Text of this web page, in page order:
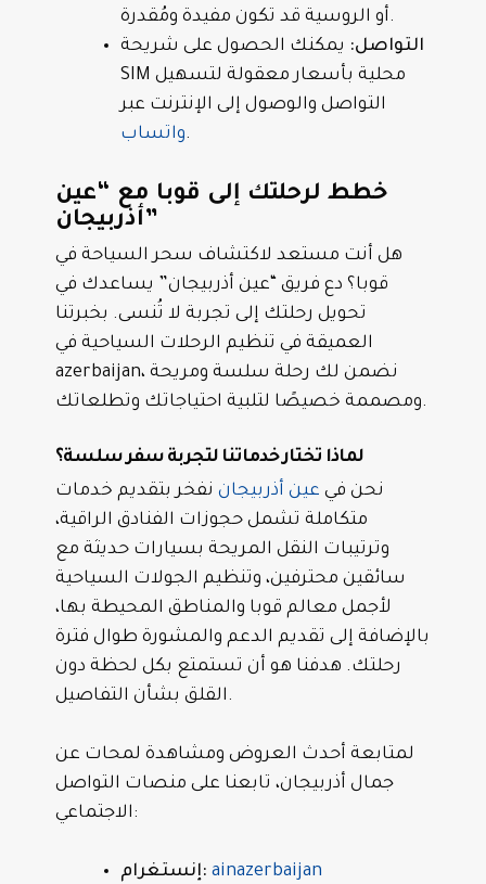
أو الروسية قد تكون مفيدة ومُقدرة.
التواصل: يمكنك الحصول على شريحة
SIM محلية بأسعار معقولة لتسهيل
التواصل والوصول إلى الإنترنت عبر
واتساب.
خطط لرحلتك إلى قوبا مع “عين
أذربيجان”
هل أنت مستعد لاكتشاف سحر السياحة في
قوبا؟ دع فريق “عين أذربيجان” يساعدك في
تحويل رحلتك إلى تجربة لا تُنسى. بخبرتنا
العميقة في تنظيم الرحلات السياحية في
azerbaijan، نضمن لك رحلة سلسة ومريحة
ومصممة خصيصًا لتلبية احتياجاتك وتطلعاتك.
لماذا تختار خدماتنا لتجربة سفر سلسة؟
نحن في عين أذربيجان نفخر بتقديم خدمات
متكاملة تشمل حجوزات الفنادق الراقية،
وترتيبات النقل المريحة بسيارات حديثة مع
سائقين محترفين، وتنظيم الجولات السياحية
لأجمل معالم قوبا والمناطق المحيطة بها،
بالإضافة إلى تقديم الدعم والمشورة طوال فترة
رحلتك. هدفنا هو أن تستمتع بكل لحظة دون
القلق بشأن التفاصيل.
لمتابعة أحدث العروض ومشاهدة لمحات عن
جمال أذربيجان، تابعنا على منصات التواصل
الاجتماعي:
إنستغرام: ainazerbaijan